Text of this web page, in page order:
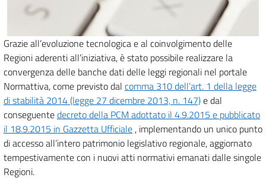
Grazie all’evoluzione tecnologica e al coinvolgimento delle
Regioni aderenti all’iniziativa, è stato possibile realizzare la
convergenza delle banche dati delle leggi regionali nel portale
Normattiva, come previsto dal comma 310 dell’art. 1 della legge
di stabilità 2014 (legge 27 dicembre 2013, n. 147)e dal
conseguentedecreto della PCM adottato il 4.9.2015 e pubblicato
il 18.9.2015 in Gazzetta Ufficiale , implementando un unico punto
di accesso all’intero patrimonio legislativo regionale, aggiornato
tempestivamente con i nuovi atti normativi emanati dalle singole
Regioni.